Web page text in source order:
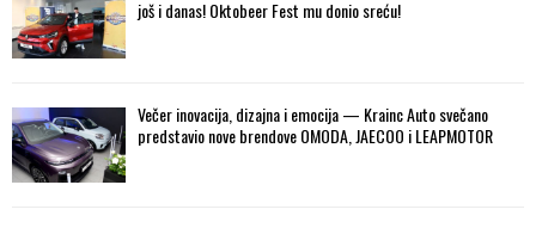
još i danas! Oktobeer Fest mu donio sreću!
Večer inovacija, dizajna i emocija — Krainc Auto svečano
predstavio nove brendove OMODA, JAECOO i LEAPMOTOR